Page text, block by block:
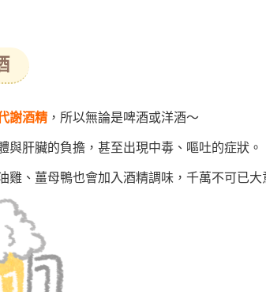
謝酒精 ，所以無論是啤酒或洋酒～
與肝臟的負擔，甚至出現中毒、嘔吐的症狀。
雞、薑母鴨也會加入酒精調味，千萬不可已大